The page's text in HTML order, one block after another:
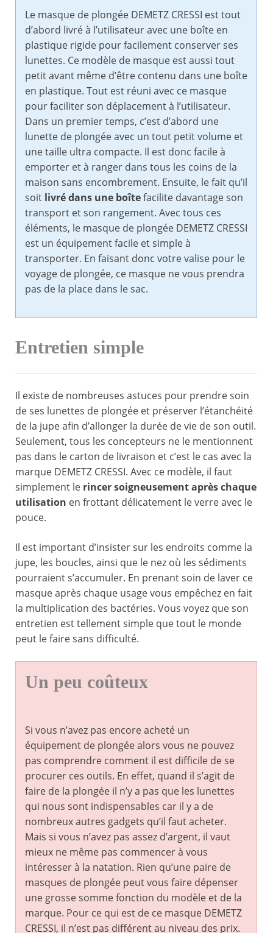
Le masque de plongée DEMETZ CRESSI est tout
d’abord livré à l’utilisateur avec une boîte en
plastique rigide pour facilement conserver ses
lunettes. Ce modèle de masque est aussi tout
petit avant même d’être contenu dans une boîte
en plastique. Tout est réuni avec ce masque
pour faciliter son déplacement à l’utilisateur.
Dans un premier temps, c’est d’abord une
lunette de plongée avec un tout petit volume et
une taille ultra compacte. Il est donc facile à
emporter et à ranger dans tous les coins de la
maison sans encombrement. Ensuite, le fait qu’il
soit livré dans une boîtefacilite davantage son
transport et son rangement. Avec tous ces
éléments, le masque de plongée DEMETZ CRESSI
est un équipement facile et simple à
transporter. En faisant donc votre valise pour le
voyage de plongée, ce masque ne vous prendra
pas de la place dans le sac.
Entretien simple
Il existe de nombreuses astuces pour prendre soin
de ses lunettes de plongée et préserver l’étanchéité
de la jupe afin d’allonger la durée de vie de son outil.
Seulement, tous les concepteurs ne le mentionnent
pas dans le carton de livraison et c’est le cas avec la
marque DEMETZ CRESSI. Avec ce modèle, il faut
simplement le rincer soigneusement après chaque
utilisation en frottant délicatement le verre avec le
pouce.
Il est important d’insister sur les endroits comme la
jupe, les boucles, ainsi que le nez où les sédiments
pourraient s’accumuler. En prenant soin de laver ce
masque après chaque usage vous empêchez en fait
la multiplication des bactéries. Vous voyez que son
entretien est tellement simple que tout le monde
peut le faire sans difficulté.
Un peu coûteux
Si vous n’avez pas encore acheté un
équipement de plongée alors vous ne pouvez
pas comprendre comment il est difficile de se
procurer ces outils. En effet, quand il s’agit de
faire de la plongée il n’y a pas que les lunettes
qui nous sont indispensables car il y a de
nombreux autres gadgets qu’il faut acheter.
Mais si vous n’avez pas assez d’argent, il vaut
mieux ne même pas commencer à vous
intéresser à la natation. Rien qu’une paire de
masques de plongée peut vous faire dépenser
une grosse somme fonction du modèle et de la
marque. Pour ce qui est de ce masque DEMETZ
CRESSI, il n’est pas différent au niveau des prix.